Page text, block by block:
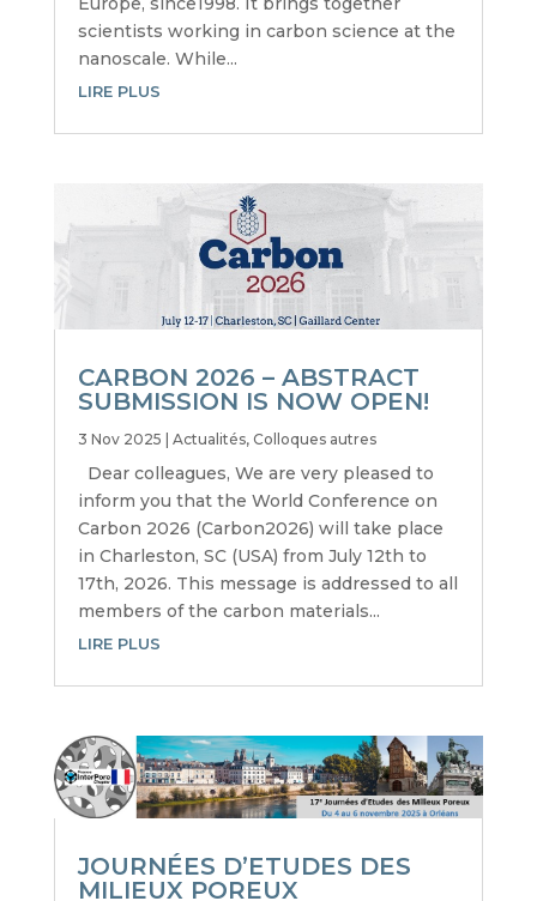
scientists working in carbon science at the
nanoscale. While...
LIRE PLUS
CARBON 2026 – ABSTRACT
SUBMISSION IS NOW OPEN!
3 Nov 2025 Actualités, Colloques autres
Dear colleagues, We are very pleased to
inform you that the World Conference on
Carbon 2026 (Carbon2026) will take place
in Charleston, SC (USA) from July 12th to
17th, 2026. This message is addressed to all
members of the carbon materials...
LIRE PLUS
JOURNÉES D’ETUDES DES
MILIEUX POREUX